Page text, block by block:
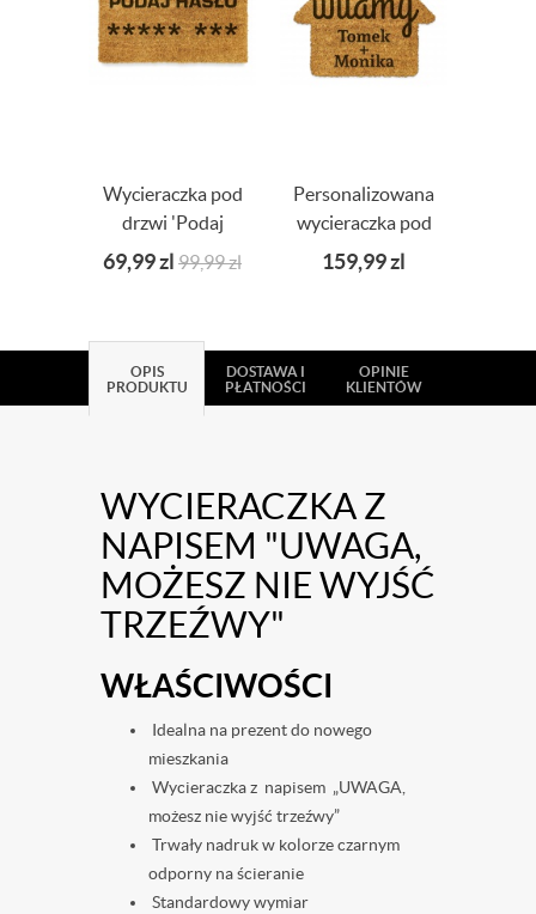
Wycieraczka pod
drzwi 'Podaj
Hasło" 60x40
69,99zl 99,99zl
Personalizowana
wycieraczka pod
drzwi DOM
159,99zl
OPIS
PRODUKTU
DOSTAWA I
PŁATNOŚCI
OPINIE
KLIENTÓW
WYCIERACZKA Z
NAPISEM "UWAGA,
MOŻESZ NIE WYJŚĆ
TRZEŹWY"
WŁAŚCIWOŚCI
Idealna na prezent do nowego
mieszkania
Wycieraczka z napisem „UWAGA,
możesz nie wyjść trzeźwy”
Trwały nadruk w kolorze czarnym
odporny na ścieranie
Standardowy wymiar